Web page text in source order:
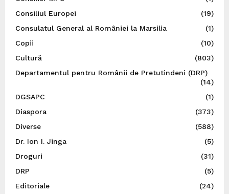
Consiliul Europei
(19)
Consulatul General al României la Marsilia
(1)
Copii
(10)
Cultură
(803)
Departamentul pentru Românii de Pretutindeni (DRP)
(14)
DGSAPC
(1)
Diaspora
(373)
Diverse
(588)
Dr. Ion I. Jinga
(5)
Droguri
(31)
DRP
(5)
Editoriale
(24)